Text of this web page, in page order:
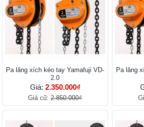
Pa lăng xích kéo tay Yamafuji VD-
2.0
Giá: 2.350.000₫
Giá cũ: 2.850.000₫
Pa lăng